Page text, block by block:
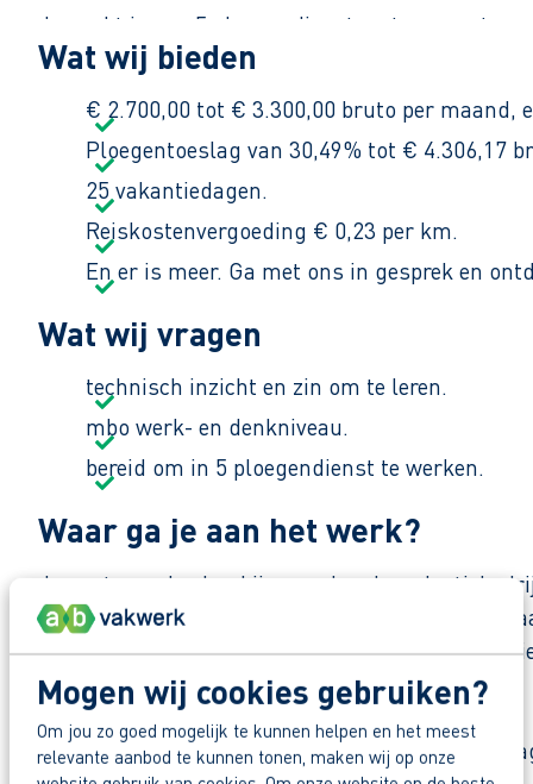
Mogen wij cookies gebruiken?
Om jou zo goed mogelijk te kunnen helpen en het meest
relevante aanbod te kunnen tonen, maken wij op onze
Je werkt in een 5 ploegendienst met een vast
Wat wij bieden
€ 2.700,00 tot € 3.300,00 bruto per maand,
Ploegentoeslag van 30,49% tot € 4.306,17
25 vakantiedagen.
Reiskostenvergoeding € 0,23 per km.
En er is meer. Ga met ons in gesprek en
Wat wij vragen
technisch inzicht en zin om te leren.
mbo werk- en denkniveau.
bereid om in 5 ploegendienst te werken.
Waar ga je aan het werk?
Je gaat aan de slag bij een erkend
de foodindustrie. Vanuit deze locatie werken zij
verbeteren. Zoals een collega zegt: “We maken
Zo maak je werk van jouw toekomst
Reageer nu op deze vacature. Al binnen 1